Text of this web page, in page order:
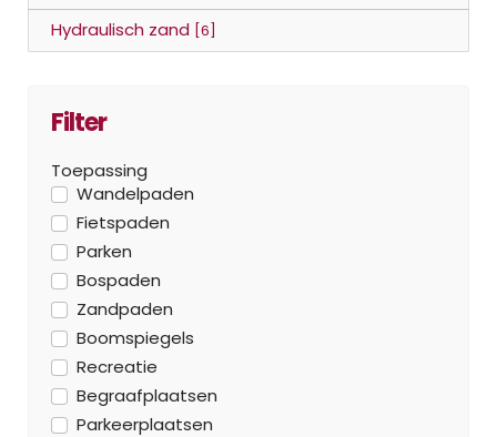
Hydraulisch zand [6]
Filter
Toepassing
Wandelpaden
Fietspaden
Parken
Bospaden
Zandpaden
Boomspiegels
Recreatie
Begraafplaatsen
Parkeerplaatsen